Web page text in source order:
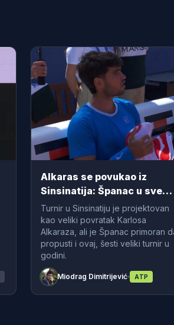
Alkaras se povukao iz
Sinsinatija: Španac u sve
većem problemu
Turnir u Sinsinatiju je projektovan
kao veliki povratak Karlosa
Alkaraza, ali je Španac primoran
propusti i ovaj, šesti veliki turnir u
godini.
Miodrag Dimitrijević ATP